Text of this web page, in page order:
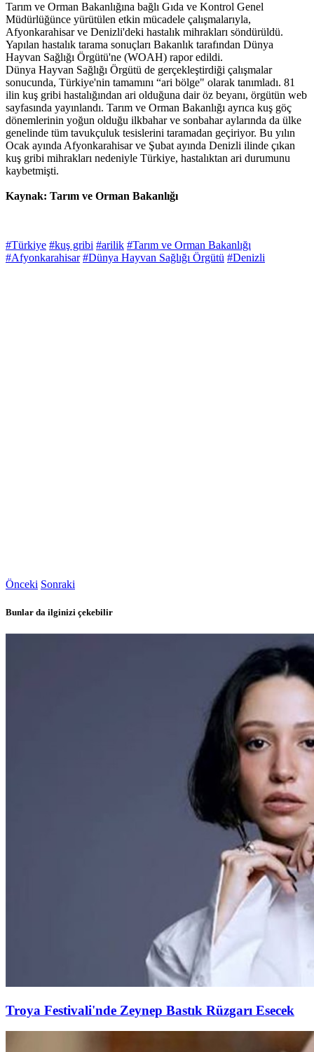
Tarım ve Orman Bakanlığına bağlı Gıda ve Kontrol Genel
Müdürlüğünce yürütülen etkin mücadele çalışmalarıyla,
Afyonkarahisar ve Denizli'deki hastalık mihrakları söndürüldü.
Yapılan hastalık tarama sonuçları Bakanlık tarafından Dünya
Hayvan Sağlığı Örgütü'ne (WOAH) rapor edildi.
Dünya Hayvan Sağlığı Örgütü de gerçekleştirdiği çalışmalar
sonucunda, Türkiye'nin tamamını “ari bölge" olarak tanımladı. 81
ilin kuş gribi hastalığından ari olduğuna dair öz beyanı, örgütün web
sayfasında yayınlandı. Tarım ve Orman Bakanlığı ayrıca kuş göç
dönemlerinin yoğun olduğu ilkbahar ve sonbahar aylarında da ülke
genelinde tüm tavukçuluk tesislerini taramadan geçiriyor. Bu yılın
Ocak ayında Afyonkarahisar ve Şubat ayında Denizli ilinde çıkan
kuş gribi mihrakları nedeniyle Türkiye, hastalıktan ari durumunu
kaybetmişti.
Kaynak: Tarım ve Orman Bakanlığı
#Türkiye #kuş gribi #arilik #Tarım ve Orman Bakanlığı
#Afyonkarahisar #Dünya Hayvan Sağlığı Örgütü #Denizli
Önceki Sonraki
Bunlar da ilginizi çekebilir
Troya Festivali'nde Zeynep Bastık Rüzgarı Esecek